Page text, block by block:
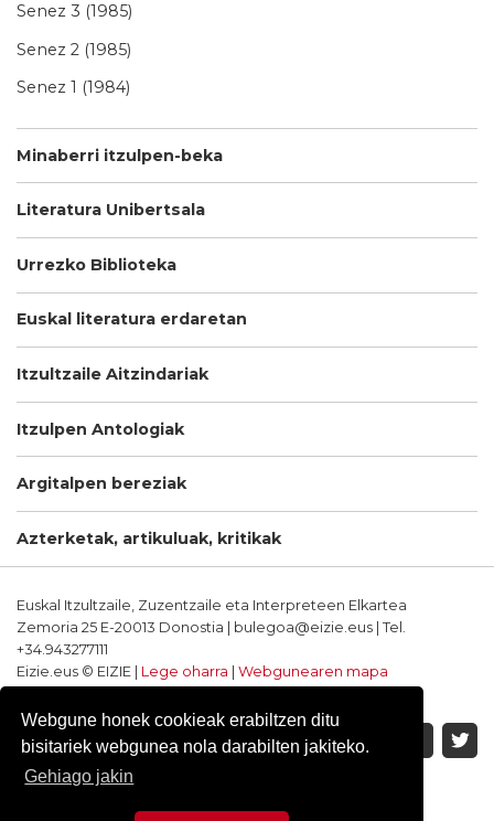
Webgune honek cookieak erabiltzen ditu
bisitariek webgunea nola darabilten jakiteko.
Gehiago jakin
Senez 3 (1985)
Senez 2 (1985)
Senez 1 (1984)
Minaberri itzulpen-beka
Literatura Unibertsala
Urrezko Biblioteka
Euskal literatura erdaretan
Itzultzaile Aitzindariak
Itzulpen Antologiak
Argitalpen bereziak
Azterketak, artikuluak, kritikak
Euskal Itzultzaile, Zuzentzaile eta Interpreteen Elkartea
Zemoria 25 E-20013 Donostia | bulegoa@eizie.eus | Tel.
+34.943277111
Eizie.eus © EIZIE | Lege oharra
Webgunearen mapa